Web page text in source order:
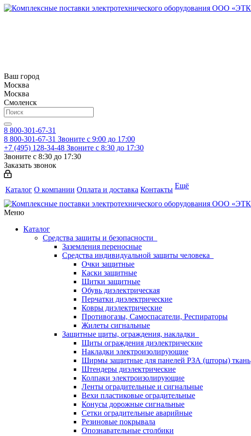
Ваш город
Москва
Москва
Смоленск
8 800-301-67-31
8 800-301-67-31 Звоните с 9:00 до 17:00
+7 (495) 128-34-48 Звоните с 8:30 до 17:30
Звоните с 8:30 до 17:30
Заказать звонок
Каталог О компании Оплата и доставка Контакты Ещё
Меню
Каталог
Средства защиты и безопасности
Заземления переносные
Средства индивидуальной защиты человека
Очки защитные
Каски защитные
Щитки защитные
Обувь диэлектрическая
Перчатки диэлектрические
Ковры диэлектрические
Противогазы, Самоспасатели, Респираторы
Жилеты сигнальные
Защитные щиты, ограждения, накладки
Щиты ограждения диэлектрические
Накладки электроизолирующие
Ширмы защитные для панелей РЗА (шторы) ткань
Штендеры диэлектрические
Колпаки электроизолирующие
Ленты оградительные и сигнальные
Вехи пластиковые оградительные
Конусы дорожные сигнальные
Сетки оградительные аварийные
Резиновые покрывала
Опознавательные столбики